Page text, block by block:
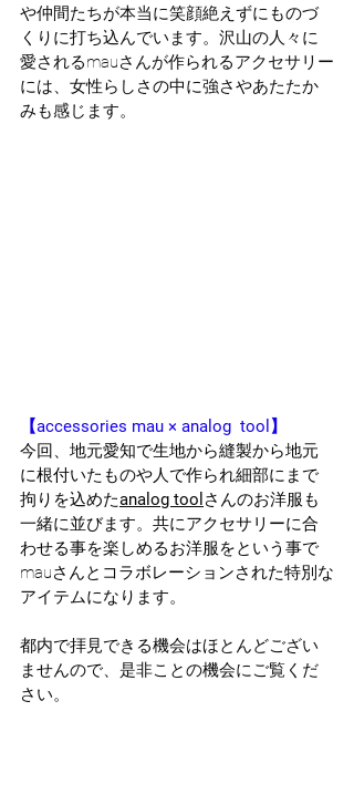
や仲間たちが本当に笑顔絶えずにものづ
くりに打ち込んでいます。沢山の人々に
愛されるmauさんが作られるアクセサリー
には、女性らしさの中に強さやあたたか
みも感じます。
【accessories mau × analog  tool】
今回、地元愛知で生地から縫製から地元
に根付いたものや人で作られ細部にまで
拘りを込めたanalog tool さんのお洋服も
一緒に並びます。共にアクセサリーに合
わせる事を楽しめるお洋服をという事で
mauさんとコラボレーションされた特別な
アイテムになります。
都内で拝見できる機会はほとんどござい
ませんので、是非ことの機会にご覧くだ
さい。